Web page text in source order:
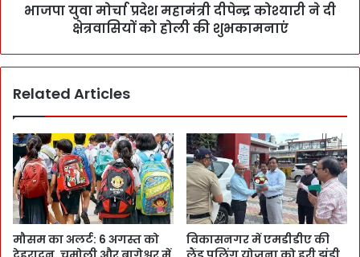
भाजपा युवा मोर्चा प्रदेश महामंत्री दीपेन्द्र कोश्यारी ने दी
क्षेत्रवासियों को होली की शुभकामनाएं
Related Articles
मौसम का अलर्ट: 6 अगस्त को
विकासनगर में एमडीडीए की